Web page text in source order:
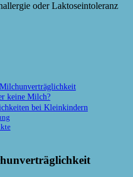
keine Milch?
bei Kleinkindern